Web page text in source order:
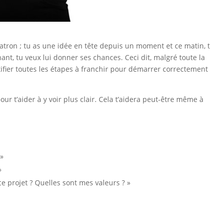
; tu as une idée en tête depuis un moment et ce matin,
tu veux lui donner ses chances. Ceci dit, malgré toute la
toutes les étapes à franchir pour démarrer correctement
t’aider à y voir plus clair. Cela t’aidera peut-être même à
projet ? Quelles sont mes valeurs ? »